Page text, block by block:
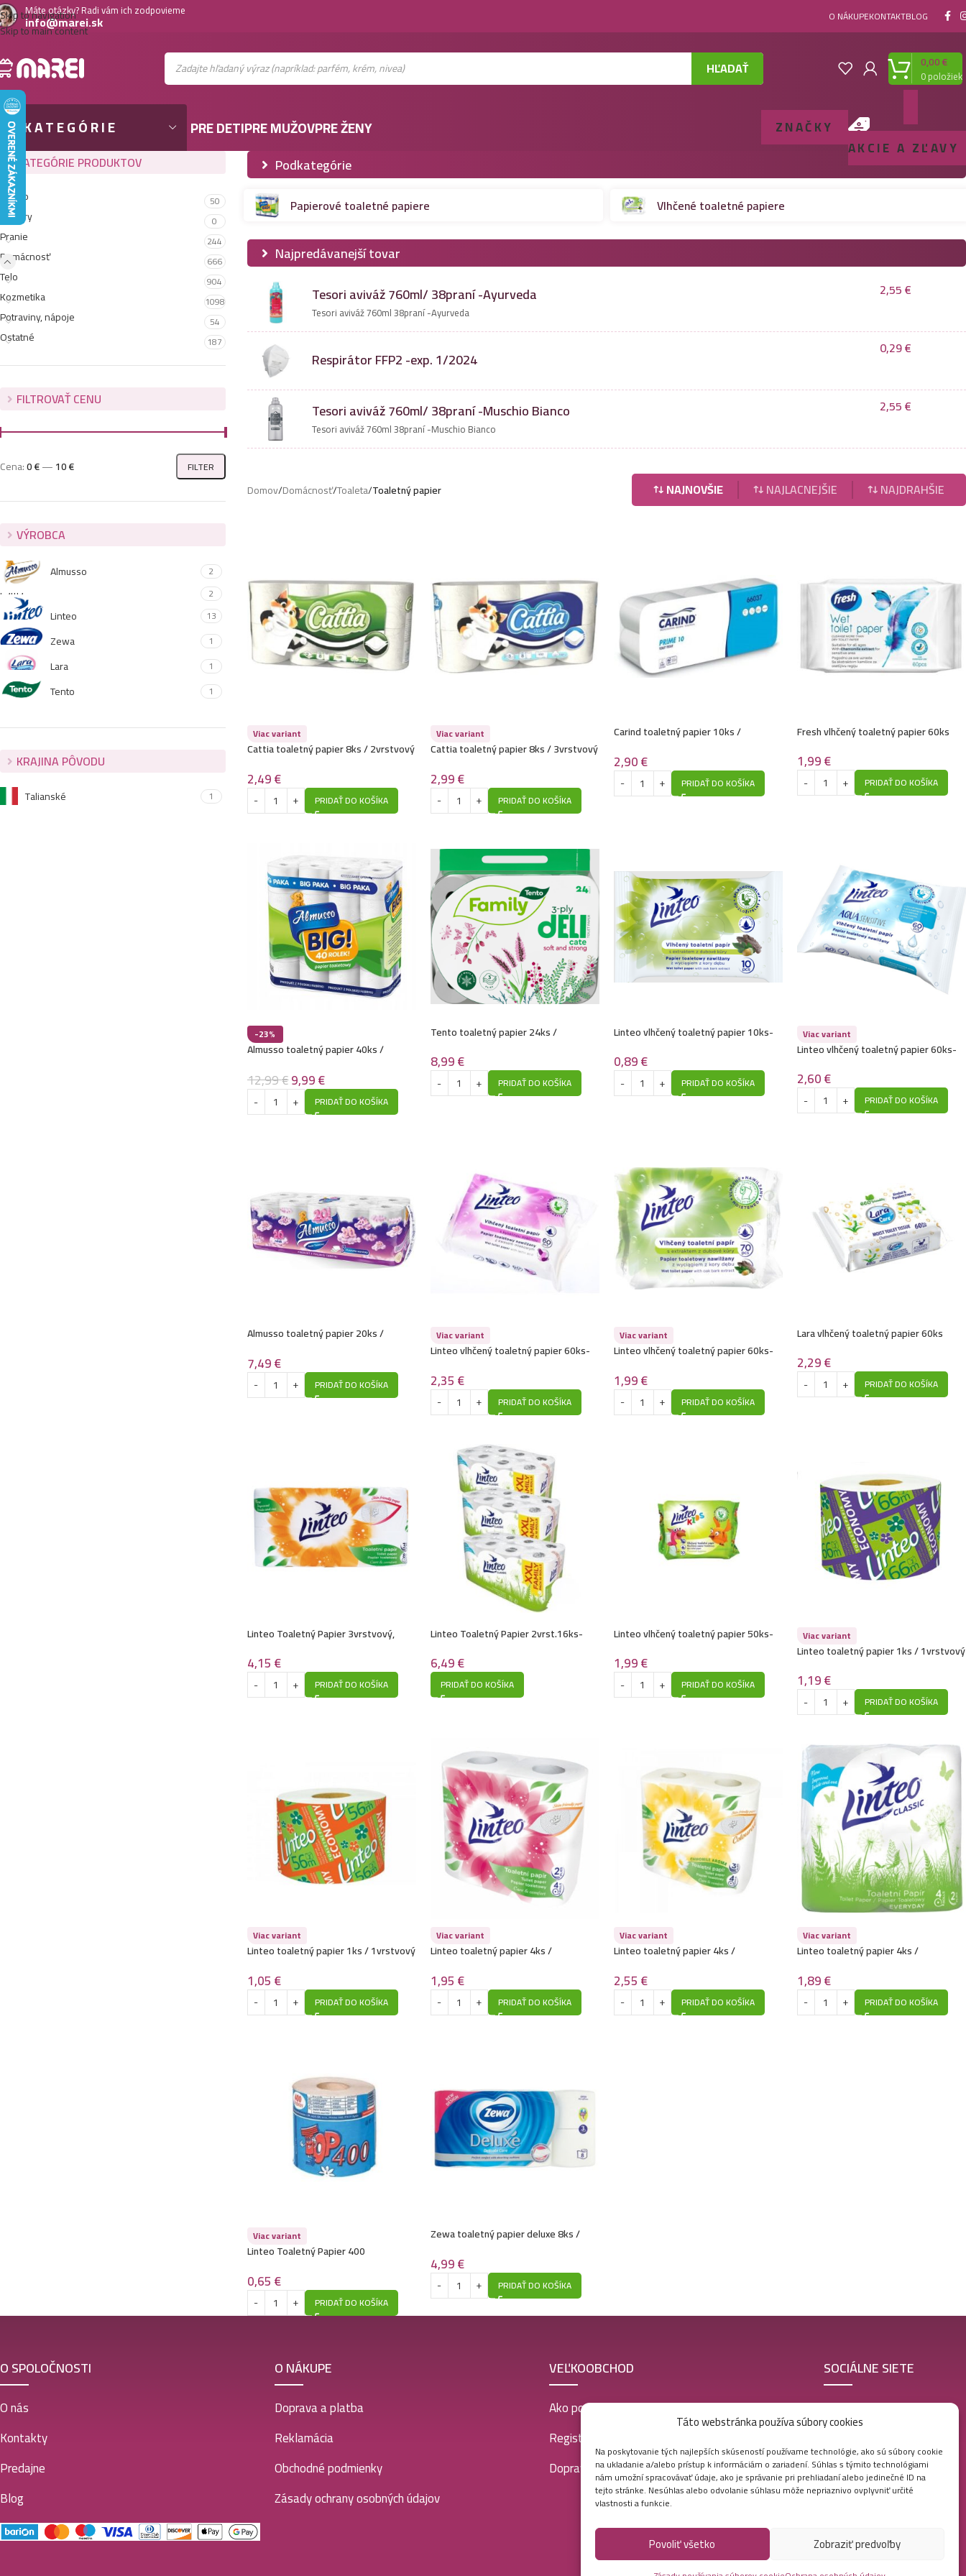
Táto webstránka používa súbory cookies
Na poskytovanie tých najlepších skúseností používame technológie, ako sú súbory cookie
na ukladanie a/alebo prístup k informáciám o zariadení. Súhlas s týmito technológiami
nám umožní spracovávať údaje, ako je správanie pri prehliadaní alebo jedinečné ID na
tejto stránke. Nesúhlas alebo odvolanie súhlasu môže nepriaznivo ovplyvniť určité
vlastnosti a funkcie.
Povoliť všetko Zobraziť predvoľby
Skip to navigation
Skip to main content
Máte otázky? Radi vám ich zodpovieme
info@marei.sk O NÁKUPEKONTAKTBLOG
HĽADAŤ 0položiek
0,00€
KATEGÓRIE PRE DETIPRE MUŽOVPRE ŽENY
ZNAČKY
AKCIE A ZĽAVY
KATEGÓRIE PRODUKTOV
Gastro 50
Testery 0
Pranie 244
Domácnosť 666
Telo 904
Kozmetika 1098
Potraviny, nápoje 54
Ostatné 187
FILTROVAŤ CENU
FILTER
Cena:0 €—10 €
VÝROBCA
Almusso 2
Cattia 2
Linteo 13
Zewa 1
Lara 1
Tento 1
KRAJINA PÔVODU
Talianské 1
Podkategórie
Papierové toaletné papiere Vlhčené toaletné papiere
Najpredávanejší tovar
Tesori aviváž 760ml/ 38praní -Ayurveda
Tesori aviváž 760ml 38praní -Ayurveda
2,55€
Respirátor FFP2 -exp. 1/2024
0,29€
Tesori aviváž 760ml/ 38praní -Muschio Bianco
Tesori aviváž 760ml 38praní -Muschio Bianco
2,55€
Domov/Domácnosť/Toaleta/Toaletný papier NAJNOVŠIE NAJLACNEJŠIE NAJDRAHŠIE
Viac variant
Cattia toaletný papier 8ks / 2vrstvový
2,49€
PRIDAŤ DO KOŠÍKA
Viac variant
Cattia toaletný papier 8ks / 3vrstvový
2,99€
PRIDAŤ DO KOŠÍKA
Carind toaletný papier 10ks /
2,90€
PRIDAŤ DO KOŠÍKA
Fresh vlhčený toaletný papier 60ks
1,99€
PRIDAŤ DO KOŠÍKA
-23%
Almusso toaletný papier 40ks /
12,99€9,99€
PRIDAŤ DO KOŠÍKA
Tento toaletný papier 24ks /
8,99€
PRIDAŤ DO KOŠÍKA
Linteo vlhčený toaletný papier 10ks-
0,89€
PRIDAŤ DO KOŠÍKA
Viac variant
Linteo vlhčený toaletný papier 60ks-
2,60€
PRIDAŤ DO KOŠÍKA
Almusso toaletný papier 20ks /
7,49€
PRIDAŤ DO KOŠÍKA
Viac variant
Linteo vlhčený toaletný papier 60ks-
2,35€
PRIDAŤ DO KOŠÍKA
Viac variant
Linteo vlhčený toaletný papier 60ks-
1,99€
PRIDAŤ DO KOŠÍKA
Lara vlhčený toaletný papier 60ks
2,29€
PRIDAŤ DO KOŠÍKA
Linteo Toaletný Papier 3vrstvový,
4,15€
PRIDAŤ DO KOŠÍKA
Linteo Toaletný Papier 2vrst.16ks-
6,49€
PRIDAŤ DO KOŠÍKA
Linteo vlhčený toaletný papier 50ks-
1,99€
PRIDAŤ DO KOŠÍKA
Viac variant
Linteo toaletný papier 1ks / 1vrstvový
1,19€
PRIDAŤ DO KOŠÍKA
Viac variant
Linteo toaletný papier 1ks / 1vrstvový
1,05€
PRIDAŤ DO KOŠÍKA
Viac variant
Linteo toaletný papier 4ks /
1,95€
PRIDAŤ DO KOŠÍKA
Viac variant
Linteo toaletný papier 4ks /
2,55€
PRIDAŤ DO KOŠÍKA
Viac variant
Linteo toaletný papier 4ks /
1,89€
PRIDAŤ DO KOŠÍKA
Viac variant
Linteo Toaletný Papier 400
0,65€
PRIDAŤ DO KOŠÍKA
Zewa toaletný papier deluxe 8ks /
4,99€
PRIDAŤ DO KOŠÍKA
O SPOLOČNOSTI
O nás
Kontakty
Predajne
Blog
O NÁKUPE
Doprava a platba
Reklamácia
Obchodné podmienky
Zásady ochrany osobných údajov
VEĽKOOBCHOD
Ako postupovať
Registrácia
Doprava a platba Veľkoobchod
SOCIÁLNE SIETE